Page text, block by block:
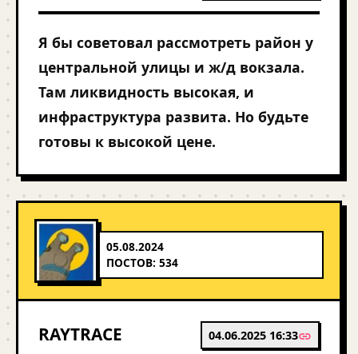
Я бы советовал рассмотреть район у
центральной улицы и ж/д вокзала.
Там ликвидность высокая, и
инфраструктура развита. Но будьте
готовы к высокой цене.
05.08.2024
ПОСТОВ: 534
RAYTRACE 04.06.2025 16:33